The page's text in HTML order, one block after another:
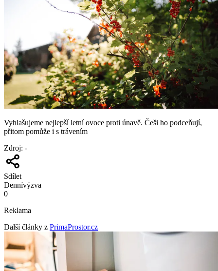
Vyhlašujeme nejlepší letní ovoce proti únavě. Češi ho podceňují,
přitom pomůže i s trávením
Zdroj: -
Sdílet
Dennívýzva
0
Reklama
Další články z PrimaProstor.cz